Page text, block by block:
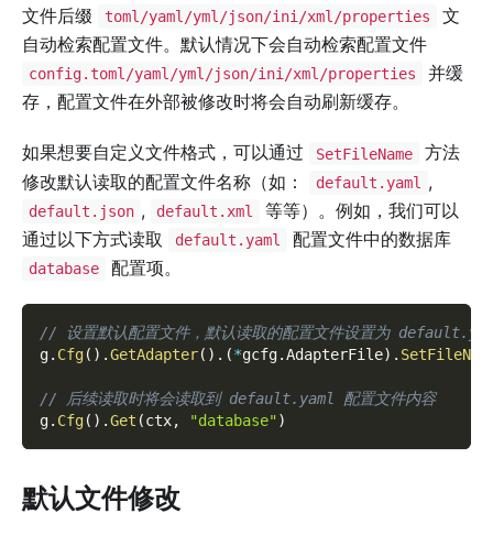
文件后缀
toml/yaml/yml/json/ini/xml/properties
文
自动检索配置文件。默认情况下会自动检索配置文件
config.toml/yaml/yml/json/ini/xml/properties
并缓
存，配置文件在外部被修改时将会自动刷新缓存。
如果想要自定义文件格式，可以通过 SetFileName
方法
修改默认读取的配置文件名称（如：
default.yaml ,
default.json , default.xml
等等）。例如，我们可以
通过以下方式读取
default.yaml 配置文件中的数据库
database 配置项。
// 设置默认配置文件，默认读取的配置文件设置为
g. Cfg( ) .GetAdapter( ) . (*gcfg.AdapterFile) .
// 后续读取时将会读取到 default.yaml 配置文件内容
g. Cfg( ) .Get (ctx, "database")
默认文件修改